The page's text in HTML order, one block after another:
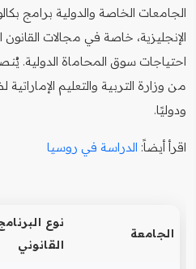
الجامعات الخاصة والدولية برامج
الإنجليزية، خاصة في مجالات القانون
احتياجات سوق المحاماة الدولية.
من وزارة التربية والتعليم
ودوليًا.
اقرأ أيضاً: الدراسة في روسيا
الجامعة
نوع
القانوني